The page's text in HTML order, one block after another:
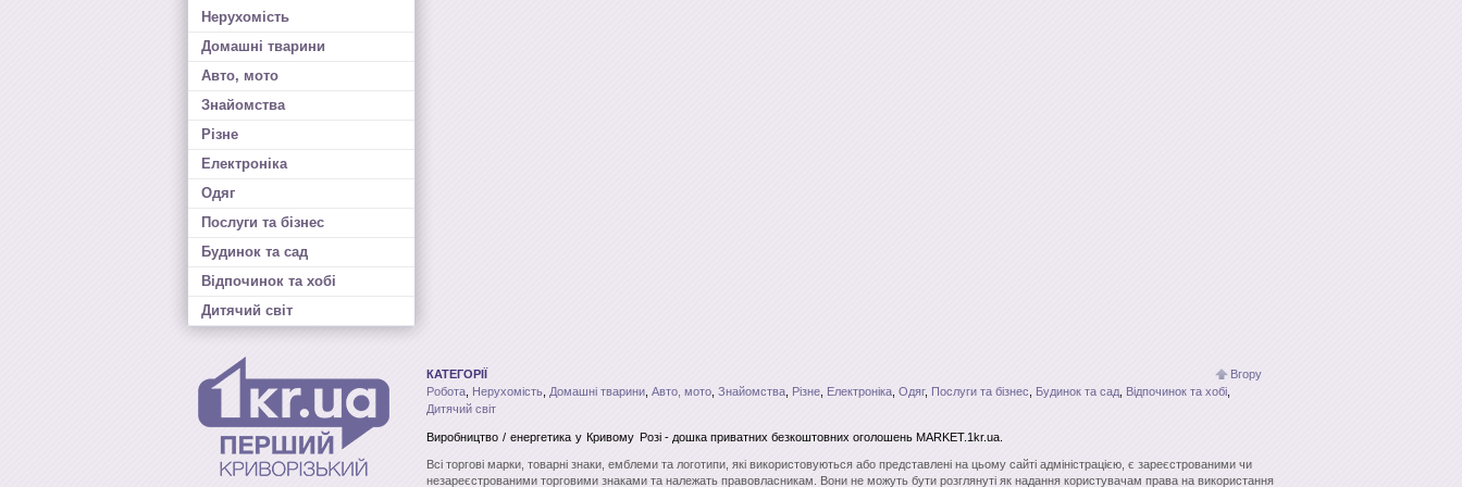
Нерухомість
Домашні тварини
Авто, мото
Знайомства
Різне
Електроніка
Одяг
Послуги та бізнес
Будинок та сад
Відпочинок та хобі
Дитячий світ
Вгору
КАТЕГОРІЇ
Робота Нерухомість Домашні тварини Авто, мото Знайомства Різне Електроніка Одяг, Послуги та бізнес Будинок та сад Відпочинок та хобі
Дитячий світ
Виробництво / енергетика у Кривому Розі- дошка приватних безкоштовних оголошень MARKET.1kr.ua.
Всі торгові марки, товарні знаки, емблеми та логотипи, які використовуються або представлені на цьому сайті адміністрацією, є зареєстрованими чи
незареєстрованими торговими знаками та належать правовласникам. Вони не можуть бути розглянуті як надання користувачам права на використання